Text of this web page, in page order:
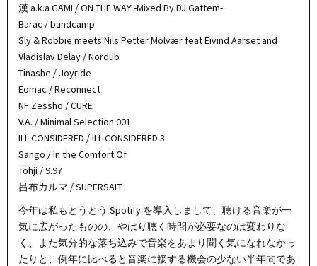
漢 a.k.a GAMI / ON THE WAY -Mixed By DJ Gattem-
Barac / bandcamp
Sly & Robbie meets Nils Petter Molvær feat Eivind Aarset and
Vladislav Delay / Nordub
Tinashe / Joyride
Eomac / Reconnect
NF Zessho / CURE
V.A. / Minimal Selection 001
ILL CONSIDERED / ILL CONSIDERED 3
Sango / In the Comfort Of
Tohji / 9.97
呂布カルマ / SUPERSALT
今年は私もとうとう Spotify を導入しまして、聴ける音楽が一
気に広がったものの、やはり聴く時間が必要なのは変わりな
く、また気分的な落ち込みで音楽をあまり聞く気になれなかっ
たりと、例年に比べると音楽に接する機会の少ない半年間であ